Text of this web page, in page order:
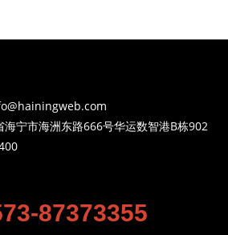
海宁市海洲东路666号华运数智港B栋902
87373355